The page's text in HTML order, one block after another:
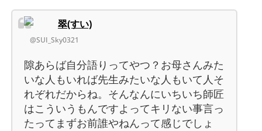
翠(すい)
@SUI_Sky0321
隙あらば自分語りってやつ？お母さんみた
いな人もいれば先生みたいな人もいて人そ
れぞれだからね。そんなんにいちいち師匠
はこういうもんですよってキリない事言っ
たってまずお前誰やねんって感じでしょ